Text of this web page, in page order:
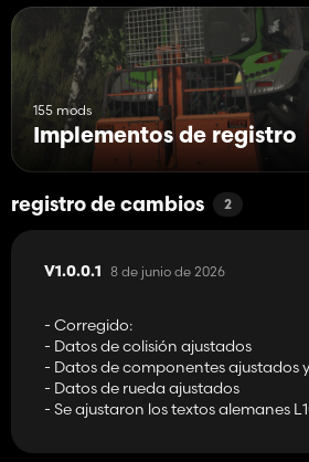
155 mods
Implementos de registro
registro de cambios 2
V1.0.0.1 8 de junio de 2026
- Corregido:
- Datos de colisión ajustados
- Datos de componentes ajustados
- Datos de rueda ajustados
- Se ajustaron los textos alemanes